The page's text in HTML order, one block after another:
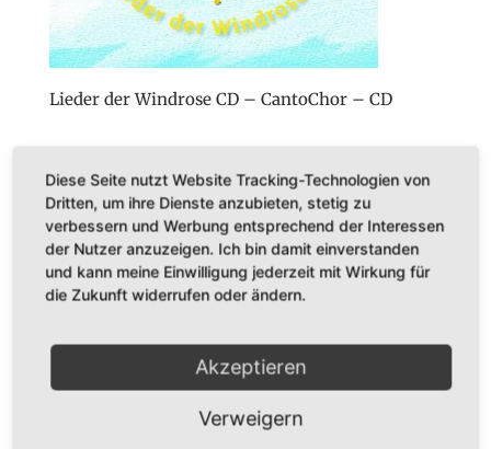
Lieder der Windrose CD – CantoChor – CD
Veröffentlichungen
BÜCHER
CDs
Konzerte
Diese Seite nutzt Website Tracking-Technologien von
Dritten, um ihre Dienste anzubieten, stetig zu
verbessern und Werbung entsprechend der Interessen
der Nutzer anzuzeigen. Ich bin damit einverstanden
und kann meine Einwilligung jederzeit mit Wirkung für
die Zukunft widerrufen oder ändern.
Akzeptieren
Verweigern